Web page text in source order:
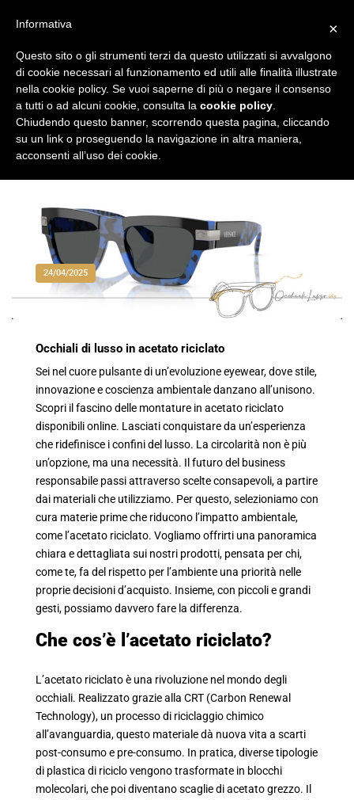
24/04/2025
Occhiali di lusso in acetato riciclato
Sei nel cuore pulsante di un’evoluzione eyewear, dove stile,
innovazione e coscienza ambientale danzano all’unisono.
Scopri il fascino delle montature in acetato riciclato
disponibili online. Lasciati conquistare da un’esperienza
che ridefinisce i confini del lusso. La circolarità non è più
un’opzione, ma una necessità. Il futuro del business
responsabile passi attraverso scelte consapevoli, a partire
dai materiali che utilizziamo. Per questo, selezioniamo con
cura materie prime che riducono l’impatto ambientale,
come l’acetato riciclato. Vogliamo offrirti una panoramica
chiara e dettagliata sui nostri prodotti, pensata per chi,
come te, fa del rispetto per l’ambiente una priorità nelle
proprie decisioni d’acquisto. Insieme, con piccoli e grandi
gesti, possiamo davvero fare la differenza.
Che cos’è l’acetato riciclato?
L’acetato riciclato è una rivoluzione nel mondo degli
occhiali. Realizzato grazie alla CRT (Carbon Renewal
Technology), un processo di riciclaggio chimico
all’avanguardia, questo materiale dà nuova vita a scarti
post-consumo e pre-consumo. In pratica, diverse tipologie
di plastica di riciclo vengono trasformate in blocchi
molecolari, che poi diventano scaglie di acetato grezzo. Il
×
Informativa
Questo sito o gli strumenti terzi da questo utilizzati si avvalgono
di cookie necessari al funzionamento ed utili alle finalità illustrate
nella cookie policy. Se vuoi saperne di più o negare il consenso
a tutti o ad alcuni cookie, consulta la cookie policy
Chiudendo questo banner, scorrendo questa pagina, cliccando
su un link o proseguendo la navigazione in altra maniera,
acconsenti all’uso dei cookie.